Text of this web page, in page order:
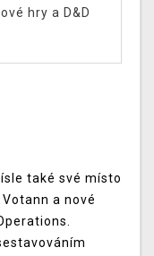
hry a D&D
také své místo
a nové